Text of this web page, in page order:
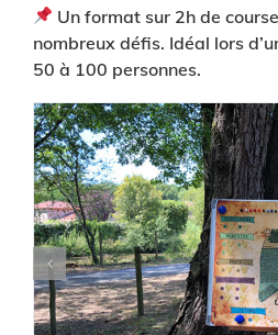
Un format sur 2h de
nombreux défis. Idéal lors
50 à 100 personnes.